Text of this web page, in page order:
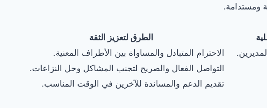
ومستدامة.
الطرق لتعزيز الثقة
الاحترام المتبادل والمساواة بين الأطراف المعنية.
التواصل الفعال والصريح لتجنب المشاكل وحل النزاعات.
تقديم الدعم والمساندة للآخرين في الوقت المناسب.